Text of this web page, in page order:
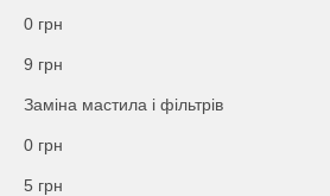
0 грн
9 грн
Заміна мастила і фільтрів
0 грн
5 грн